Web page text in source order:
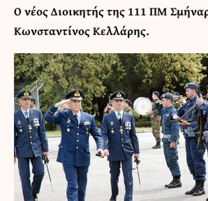
Ο νέος Διοικητής της 111 ΠΜ
Κωνσταντίνος Κελλάρης.